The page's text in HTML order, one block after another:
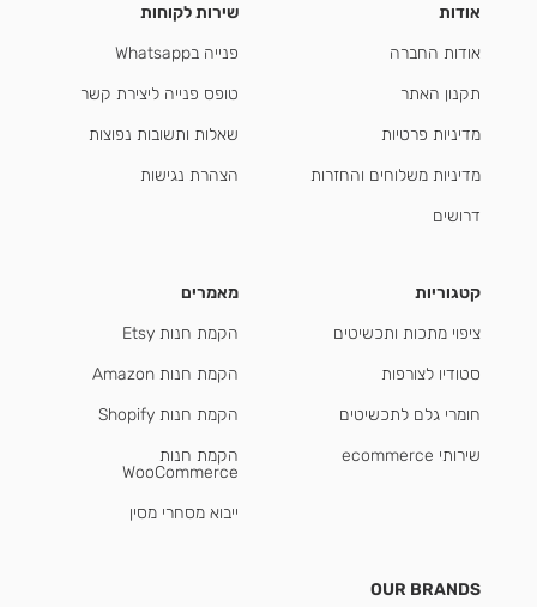
אודות
אודות החברה
תקנון האתר
מדיניות פרטיות
מדיניות משלוחים והחזרות
דרושים
שירות לקוחות
פנייה בWhatsapp
טופס פנייה ליצירת קשר
שאלות ותשובות נפוצות
הצהרת נגישות
קטגוריות
ציפוי מתכות ותכשיטים
סטודיו לצורפות
חומרי גלם לתכשיטים
שירותי ecommerce
מאמרים
הקמת חנות Etsy
הקמת חנות Amazon
הקמת חנות Shopify
הקמת חנות
WooCommerce
ייבוא מסחרי מסין
OUR BRANDS